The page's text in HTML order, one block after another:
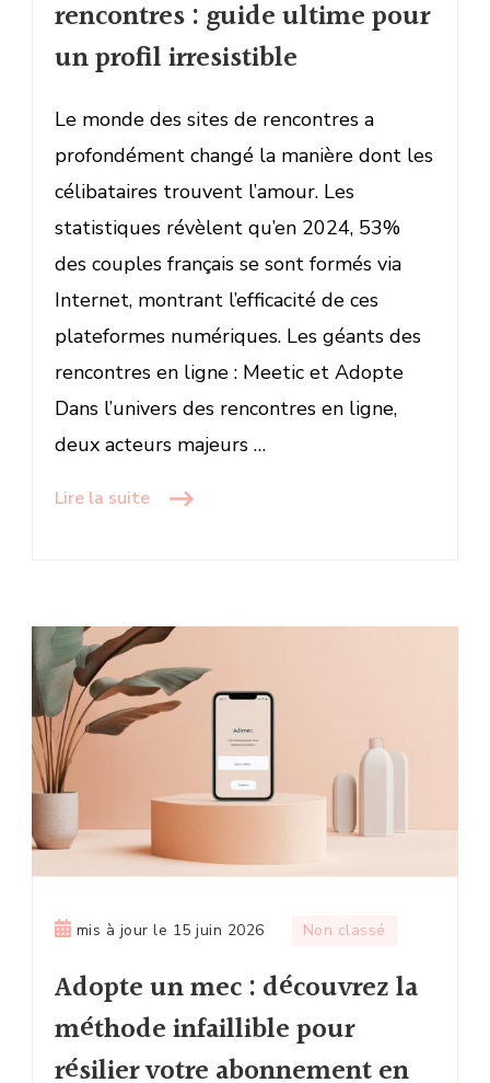
rencontres : guide ultime pour
un profil irresistible
Le monde des sites de rencontres a
profondément changé la manière dont les
célibataires trouvent l’amour. Les
statistiques révèlent qu’en 2024, 53%
des couples français se sont formés via
Internet, montrant l’efficacité de ces
plateformes numériques. Les géants des
rencontres en ligne : Meetic et Adopte
Dans l’univers des rencontres en ligne,
deux acteurs majeurs …
Lire la suite
mis à jour le 15 juin 2026 Non classé
Adopte un mec : découvrez la
méthode infaillible pour
résilier votre abonnement en